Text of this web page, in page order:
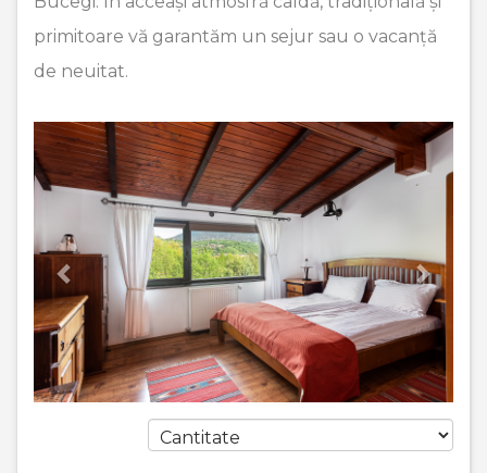
primitoare vă garantăm un sejur sau o vacanță
de neuitat.
Previous Next